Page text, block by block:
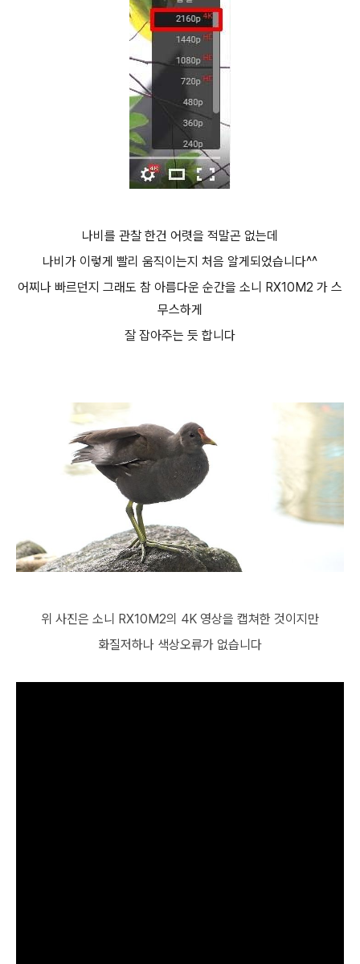
나비를 관찰 한건 어렷을 적말곤 없는데
나비가 이렇게 빨리 움직이는지 처음 알게되었습니다^^
어찌나 빠르던지 그래도 참 아름다운 순간을 소니 RX10M2 가 스
무스하게
잘 잡아주는 듯 합니다
위 사진은 소니 RX10M2의 4K 영상을 캡쳐한 것이지만
화질저하나 색상오류가 없습니다